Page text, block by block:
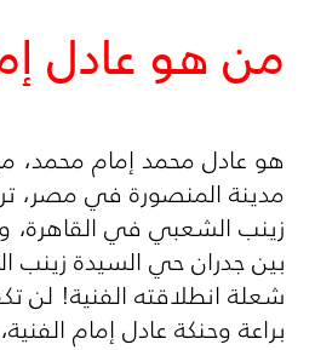
من هو عادل
هو عادل محمد إمام محمد،
مدينة المنصورة في مصر،
زينب الشعبي في
بين جدران حي السيدة زينب
شعلة انطلاقته الفنية! لن
براعة وحنكة عادل إمام